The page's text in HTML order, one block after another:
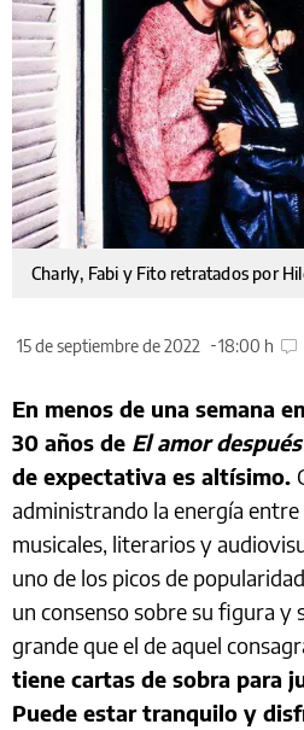
Charly, Fabi y Fito retratados por
15 de septiembre de 2022 18:00 h
En menos de una semana
30 años de El amor
de expectativa es altísimo.
administrando la energía
musicales, literarios y
uno de los picos de
un consenso sobre su figura y
grande que el de aquel
tiene cartas de sobra para
Puede estar tranquilo y